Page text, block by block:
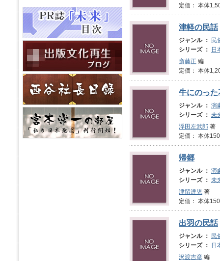
定価： 本体
津軽の民話
ジャンル ：
民
シリーズ ：
日
斎藤正 編
定価： 本体
牛にのった
ジャンル ： 演
シリーズ ： 未
浮田左武郎 著
定価： 本体
帰郷
ジャンル ： 演
シリーズ ： 未
津留達児 著
定価： 本体
出羽の民話
ジャンル ：
民
シリーズ ：
日
沢渡吉彦 編